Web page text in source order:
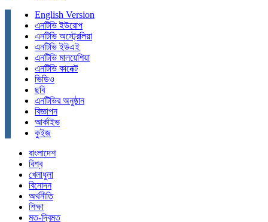
English Version
এনটিভি ইউরোপ
এনটিভি অস্ট্রেলিয়া
এনটিভি ইউএই
এনটিভি মালয়েশিয়া
এনটিভি কানেক্ট
ভিডিও
ছবি
এনটিভির অনুষ্ঠান
বিজ্ঞাপন
আর্কাইভ
কুইজ
বাংলাদেশ
বিশ্ব
খেলাধুলা
বিনোদন
অর্থনীতি
শিক্ষা
মত-দ্বিমত